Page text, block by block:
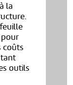
la
coûts
outils